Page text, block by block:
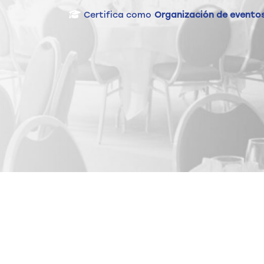
Certifica como Organización de